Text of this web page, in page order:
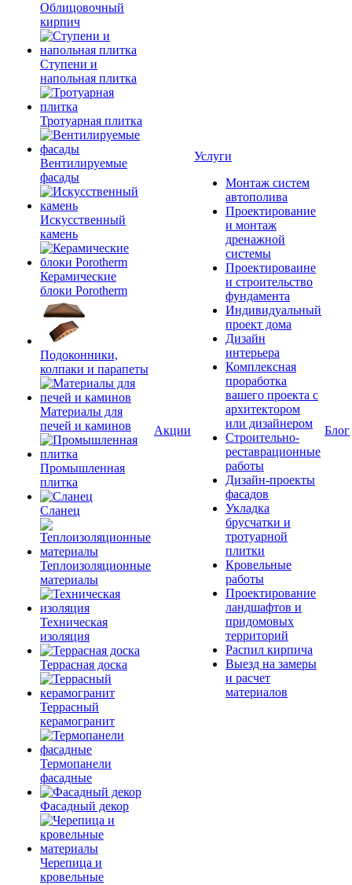
Облицовочный
кирпич
Ступени и
напольная плитка
Тротуарная плитка
Вентилируемые
фасады
Искусственный
камень
Керамические
блоки Porotherm
Подоконники,
колпаки и парапеты
Материалы для
печей и каминов
Промышленная
плитка
Сланец
Теплоизоляционные
материалы
Техническая
изоляция
Террасная доска
Террасный
керамогранит
Термопанели
фасадные
Фасадный декор
Черепица и
кровельные
Акции
Услуги
Монтаж систем
автополива
Проектирование
и монтаж
дренажной
системы
Проектироваине
и строительство
фундамента
Индивидуальный
проект дома
Дизайн
интерьера
Комплексная
проработка
вашего проекта с
архитектором
или дизайнером
Строительно-
реставрационные
работы
Дизайн-проекты
фасадов
Укладка
брусчатки и
тротуарной
плитки
Кровельные
работы
Проектирование
ландшафтов и
придомовых
территорий
Распил кирпича
Выезд на замеры
и расчет
материалов
Блог